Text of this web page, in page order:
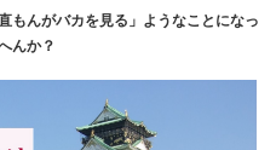
もんがバカを見る」ようなことになっ
んか？